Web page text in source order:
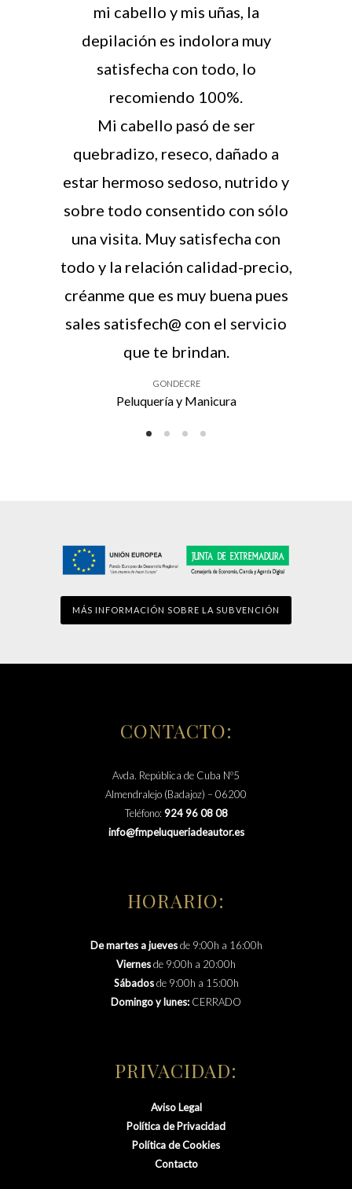
mi cabello y mis uñas, la
depilación es indolora muy
satisfecha con todo, lo
recomiendo 100%.
Mi cabello pasó de ser
quebradizo, reseco, dañado a
estar hermoso sedoso, nutrido y
sobre todo consentido con sólo
una visita. Muy satisfecha con
todo y la relación calidad-precio,
créanme que es muy buena pues
sales satisfech@ con el servicio
que te brindan.
GONDECRE
Peluquería y Manicura
MÁS INFORMACIÓN SOBRE LA SUBVENCIÓN
CONTACTO:
Avda. República de Cuba Nº5
Almendralejo (Badajoz) – 06200
Teléfono: 924 96 08 08
info@fmpeluqueriadeautor.es
HORARIO:
De martes a juevesde 9:00h a 16:00h
Viernesde 9:00h a 20:00h
Sábadosde 9:00h a 15:00h
Domingo y lunes: CERRADO
PRIVACIDAD:
Aviso Legal
Política de Privacidad
Política de Cookies
Contacto